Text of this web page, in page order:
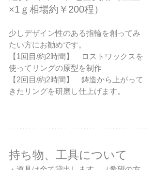
×1ｇ相場約￥200程）
​少しデザイン性のある指輪を創ってみ
たい方にお勧めです。
【1回目/約2時間】　ロストワックスを
使ってリングの原型を制作
【2回目/約2時間】　鋳造から上がって
きたリングを研磨し仕上げます。
持ち物、工具について